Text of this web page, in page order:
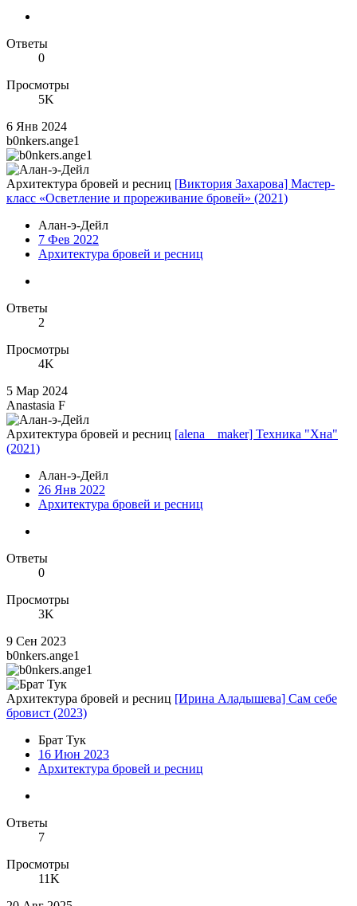
Ответы
0
Просмотры
5K
6 Янв 2024
b0nkers.ange1
Архитектура бровей и ресниц [Виктория Захарова] Мастер-
класс «Осветление и прореживание бровей» (2021)
Алан-э-Дейл
7 Фев 2022
Архитектура бровей и ресниц
Ответы
2
Просмотры
4K
5 Мар 2024
Anastasia F
Архитектура бровей и ресниц [alena__maker] Техника "Хна"
(2021)
Алан-э-Дейл
26 Янв 2022
Архитектура бровей и ресниц
Ответы
0
Просмотры
3K
9 Сен 2023
b0nkers.ange1
Архитектура бровей и ресниц [Ирина Аладышева] Сам себе
бровист (2023)
Брат Тук
16 Июн 2023
Архитектура бровей и ресниц
Ответы
7
Просмотры
11K